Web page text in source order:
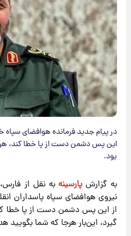
در پیام جدید فرمانده هوافضای
این پس دشمن دست از پا خطا کند،
بود.
به گزارش پارسینهبه نقل از
نیروی هوافضای سپاه پاسداران
از این پس دشمن دست از پا خطا
گیرد، این‌بار هرجا که شما